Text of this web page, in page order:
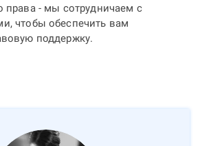
права - мы сотрудничаем с
чтобы обеспечить вам
поддержку.